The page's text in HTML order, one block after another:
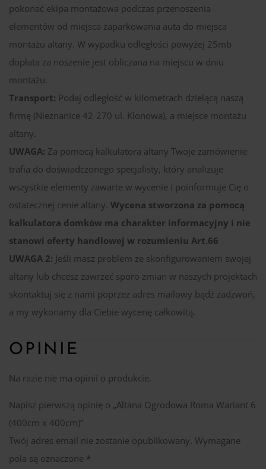
pokonać ekipa montażowa podczas przenoszenia
elementów od miejsca zaparkowania auta do miejsca
montażu altany. W wypadku odległości powyżej 25mb
dopłata za noszenie jest obliczana na miejscu w dniu
montażu.
Transport: Podaj odległość w kilometrach dzielącą naszą
firmę (Nieznanice 42-270 ul. Klonowa), a miejsce montażu
altany.
UWAGA: Za pomocą kalkulatora altany Twoje zamówienie
trafia do doświadczonego specjalisty, który analizuje
wszystkie elementy zawarte w wycenie i poinformuje Cię o
ostatecznej cenie altany. Wycena stworzona za pomocą
kalkulatora domków ma charakter informacyjny i nie
stanowi oferty handlowej w rozumieniu Art.66
UWAGA 2: Jeśli masz problem ze skonfigurowaniem swojej
altany lub chcesz zawrzeć sporo zmian w naszych projektach
skontaktuj się z nami poprzez adres mailowy bądź zadzwoń,
a my wykonamy dla Ciebie wycenę całkowitą.
OPINIE
Na razie nie ma opinii o produkcie.
Napisz pierwszą opinię o „Altana Ogrodowa Roma Wariant 6
(400cm x 400cm)”
Twój adres email nie zostanie opublikowany. Wymagane
pola są oznaczone *